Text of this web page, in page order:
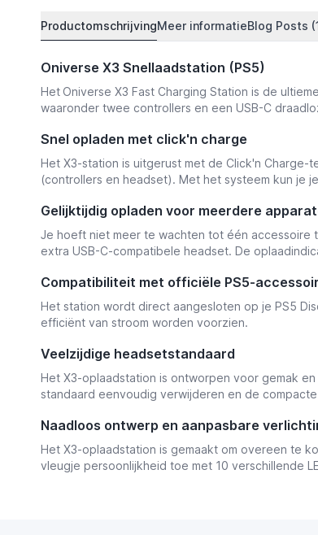
ProductomschrijvingMeer informatieBlog Posts
Oniverse X3 Snellaadstation (PS5)
Het Oniverse X3 Fast Charging Station is de
waaronder twee controllers en een USB-C
Snel opladen met click'n charge
Het X3-station is uitgerust met de Click'n
(controllers en headset). Met het systeem kun je
Gelijktijdig opladen voor meerdere
Je hoeft niet meer te wachten tot één
extra USB-C-compatibele headset. De
Compatibiliteit met officiële PS5-
Het station wordt direct aangesloten op je PS5
efficiënt van stroom worden voorzien.
Veelzijdige headsetstandaard
Het X3-oplaadstation is ontworpen voor gemak
standaard eenvoudig verwijderen en de
Naadloos ontwerp en aanpasbare
Het X3-oplaadstation is gemaakt om overeen te
vleugje persoonlijkheid toe met 10 verschillende